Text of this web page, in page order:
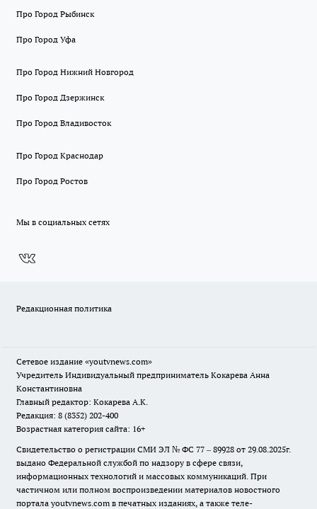
Про Город Рыбинск
Про Город Уфа
Про Город Нижний Новгород
Про Город Дзержинск
Про Город Владивосток
Про Город Краснодар
Про Город Ростов
Мы в социальных сетях
Редакционная политика
Сетевое издание «youtvnews.com»
Учредитель Индивидуальный предприниматель Кокарева Анна
Константиновна
Главный редактор: Кокарева А.К.
Редакция: 8 (8352) 202-400
Возрастная категория сайта: 16+
Свидетельство о регистрации СМИ ЭЛ № ФС 77 – 89928 от 29.08.2025г.
выдано Федеральной службой по надзору в сфере связи,
информационных технологий и массовых коммуникаций. При
частичном или полном воспроизведении материалов новостного
портала youtvnews.com в печатных изданиях, а также теле-